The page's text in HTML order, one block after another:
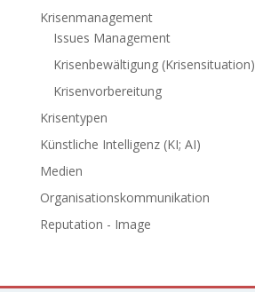
Krisenmanagement
Issues Management
Krisenbewältigung (Krisensituation)
Krisenvorbereitung
Krisentypen
Künstliche Intelligenz (KI; AI)
Medien
Organisationskommunikation
Reputation - Image